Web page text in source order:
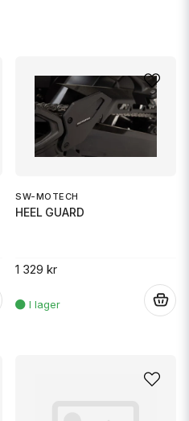
SW-MOTECH
HEEL GUARD
1 329 kr